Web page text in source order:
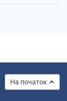
На початок